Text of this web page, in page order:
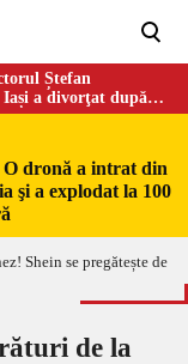
Ștefan
a divorţat după
dronă a intrat din
şi a explodat la 100
de la